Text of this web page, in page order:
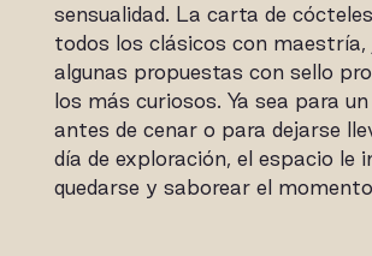
sensualidad. La carta de
todos los clásicos con maestría,
algunas propuestas con sello
los más curiosos. Ya sea para
antes de cenar o para dejarse
día de exploración, el espacio le
quedarse y saborear el momento.